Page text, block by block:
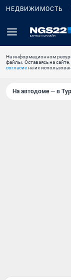
НЕДВИЖИМОСТЬ
На информационном
файлы. Оставаясь на
согласиена их
На автодоме — в